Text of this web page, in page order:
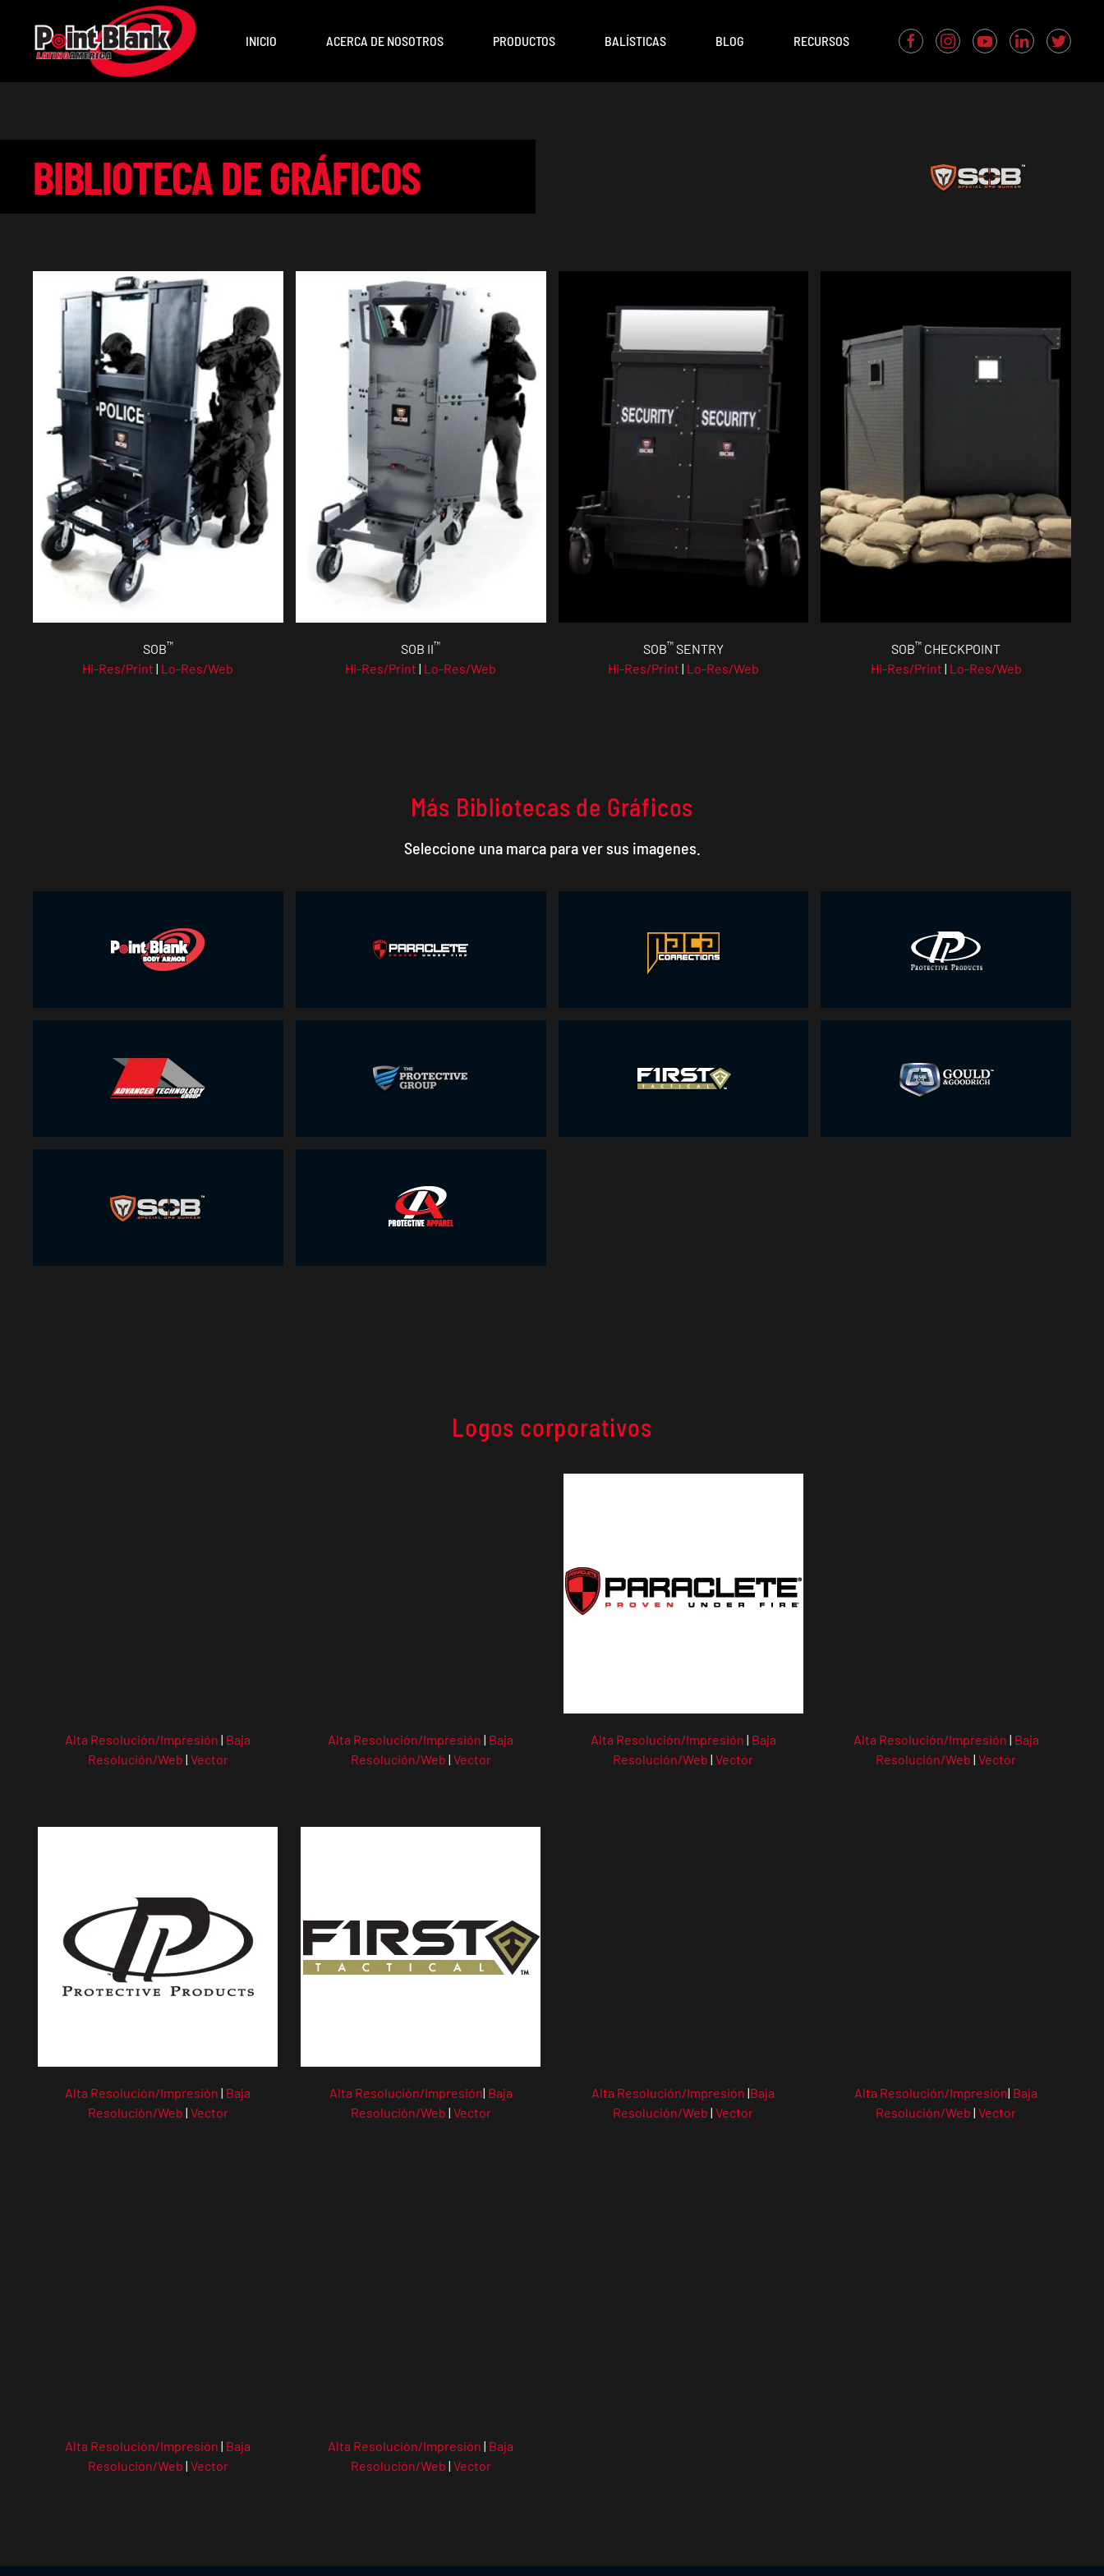
INICIO ACERCA DE NOSOTROS PRODUCTOS BALÍSTICAS BLOG RECURSOS
BIBLIOTECA DE GRÁFICOS
SOB™
Hi-Res/Print | Lo-Res/Web
SOB II™
Hi-Res/Print | Lo-Res/Web
SOB™SENTRY
Hi-Res/Print | Lo-Res/Web
SOB™ CHECKPOINT
Hi-Res/Print | Lo-Res/Web
Más Bibliotecas de Gráficos
Seleccione una marca para ver sus imagenes.
Logos corporativos
Alta Resolución/Impresión | Baja
Resolución/Web | Vector
Alta Resolución/Impresión | Baja
Resolución/Web | Vector
Alta Resolución/Impresión | Baja
Resolución/Web |Vector
Alta Resolución/Impresión | Baja
Resolución/Web |Vector
Alta Resolución/Impresión | Baja
Resolución/Web | Vector
Alta Resolución/Impresión| Baja
Resolución/Web | Vector
Alta Resolución/Impresión |Baja
Resolución/Web |Vector
Alta Resolución/Impresión| Baja
Resolución/Web |Vector
Alta Resolución/Impresión | Baja
Resolución/Web | Vector
Alta Resolución/Impresión | Baja
Resolución/Web | Vector